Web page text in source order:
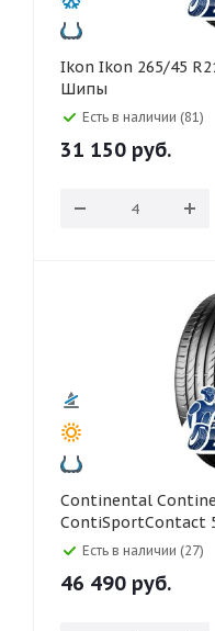
Ikon Ikon 265/45 R21 Autograph Ice 10 SUV 108T
Шипы
Есть в наличии (81)
31 150 руб.
Continental Continental 265/45 R21
ContiSportContact
Есть в наличии (27)
46 490 руб.